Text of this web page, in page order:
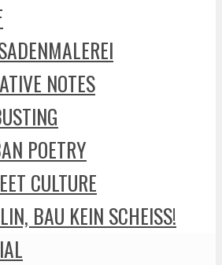
NOTES
POETRY
CULTURE
BAU KEIN SCHEISS!